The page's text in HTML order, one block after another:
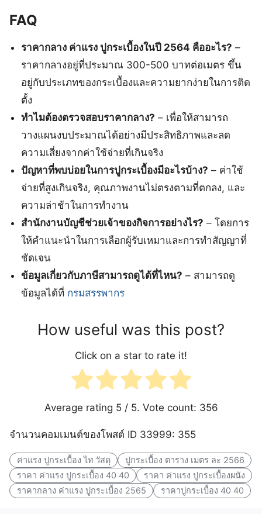
FAQ
ราคากลาง ค่าแรง ปูกระเบื้องในปี 2564 คืออะไร? –
ราคากลางอยู่ที่ประมาณ 300-500 บาทต่อเมตร ขึ้น
อยู่กับประเภทของกระเบื้องและความยากง่ายในการติด
ตั้ง
ทำไมต้องตรวจสอบราคากลาง? – เพื่อให้สามารถ
วางแผนงบประมาณได้อย่างมีประสิทธิภาพและลด
ความเสี่ยงจากค่าใช้จ่ายที่เกินจริง
ปัญหาที่พบบ่อยในการปูกระเบื้องมีอะไรบ้าง? – ค่าใช้
จ่ายที่สูงเกินจริง, คุณภาพงานไม่ตรงตามที่ตกลง, และ
ความล่าช้าในการทำงาน
สำนักงานบัญชีช่วยเจ้าของกิจการอย่างไร? – โดยการ
ให้คำแนะนำในการเลือกผู้รับเหมาและการทำสัญญาที่
ชัดเจน
ข้อมูลเกี่ยวกับภาษีสามารถดูได้ที่ไหน? – สามารถดู
ข้อมูลได้ที่ กรมสรรพากร
How useful was this post?
Click on a star to rate it!
Average rating 5/ 5. Vote count: 356
จำนวนคอมเมนต์ของโพสต์ ID 33999: 355
ค่าแรง ปูกระเบื้อง ไท วัสดุ
ปูกระเบื้อง ตาราง เมตร ละ 2566
ราคา ค่าแรง ปูกระเบื้อง 40 40
ราคา ค่าแรง ปูกระเบื้องผนัง
ราคากลาง ค่าแรง ปูกระเบื้อง 2565
ราคาปูกระเบื้อง 40 40